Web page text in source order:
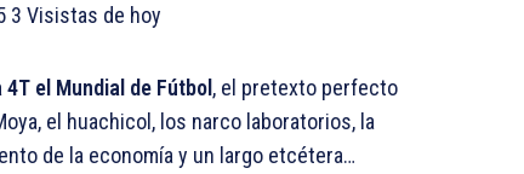
3 Visistas de hoy
el Mundial de Fútbol , el pretexto perfecto
el huachicol, los narco laboratorios, la
de la economía y un largo etcétera…